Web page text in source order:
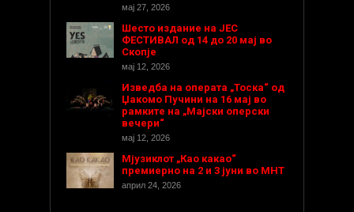
мај 27, 2026
Шесто издание на ЈЕС
ФЕСТИВАЛ од 14 до 20 мај во
Скопје
мај 12, 2026
Изведба на операта „Тоска“ од
Џакомо Пучини на 16 мај во
рамките на „Мајски оперски
вечери“
мај 12, 2026
Мјузиклот „Као какао“
премиерно на 2 и 3 јуни во МНТ
април 24, 2026